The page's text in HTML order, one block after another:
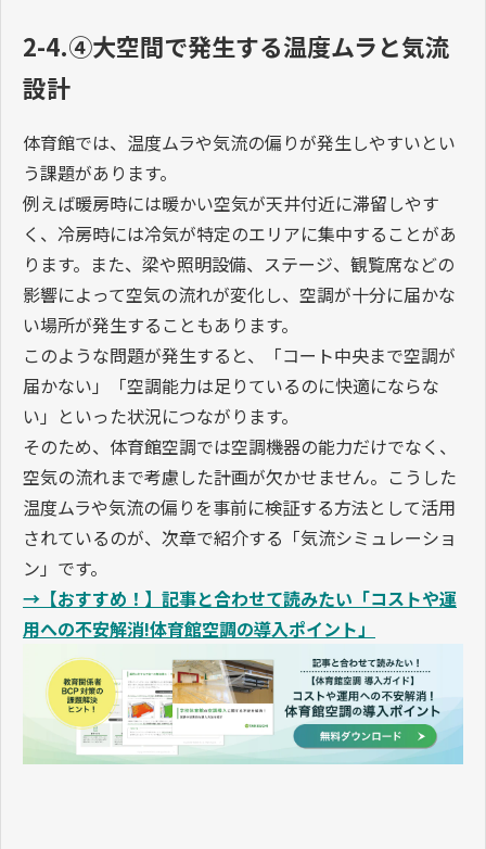
選択肢について解説します。
2-4.④大空間で発生する温度ムラと気流
設計
体育館では、温度ムラや気流の偏りが発生しやすいとい
う課題があります。
例えば暖房時には暖かい空気が天井付近に滞留しやす
く、冷房時には冷気が特定のエリアに集中することがあ
ります。また、梁や照明設備、ステージ、観覧席などの
影響によって空気の流れが変化し、空調が十分に届かな
い場所が発生することもあります。
このような問題が発生すると、「コート中央まで空調が
届かない」「空調能力は足りているのに快適にならな
い」といった状況につながります。
そのため、体育館空調では空調機器の能力だけでなく、
空気の流れまで考慮した計画が欠かせません。こうした
温度ムラや気流の偏りを事前に検証する方法として活用
されているのが、次章で紹介する「気流シミュレーショ
ン」です。
→【おすすめ！】記事と合わせて読みたい「コストや運
用への不安解消!体育館空調の導入ポイント」